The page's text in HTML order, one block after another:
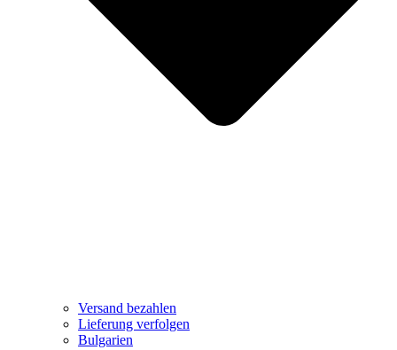
Versand bezahlen
Lieferung verfolgen
Bulgarien